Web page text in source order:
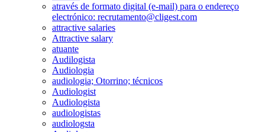
através de formato digital (e-mail) para o endereço
electrónico: recrutamento@cligest.com
attractive salaries
Attractive salary
atuante
Audilogista
Audiologia
audiologia; Otorrino; técnicos
Audiologist
Audiologista
audiologistas
audiologsta